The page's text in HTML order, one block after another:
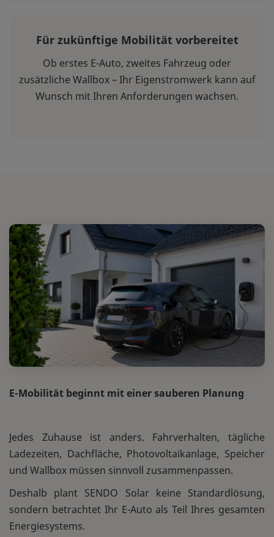
Für zukünftige Mobilität vorbereitet
Ob erstes E-Auto, zweites Fahrzeug oder
zusätzliche Wallbox – Ihr Eigenstromwerk kann auf
Wunsch mit Ihren Anforderungen wachsen.
E-Mobilität beginnt mit einer sauberen Planung
Jedes Zuhause ist anders. Fahrverhalten, tägliche
Ladezeiten, Dachfläche, Photovoltaikanlage, Speicher
und Wallbox müssen sinnvoll zusammenpassen.
Deshalb plant SENDO Solar keine Standardlösung,
sondern betrachtet Ihr E-Auto als Teil Ihres gesamten
Energiesystems.